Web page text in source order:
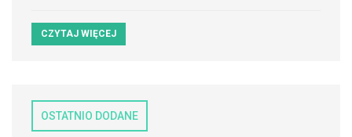
CZYTAJ WIĘCEJ
OSTATNIO DODANE